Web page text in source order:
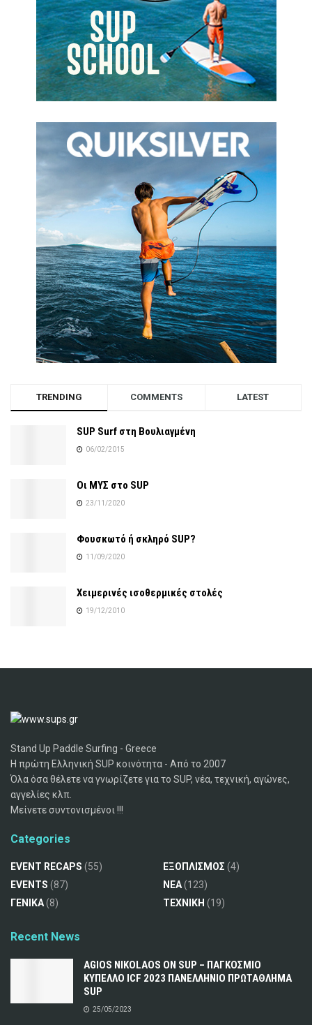
TRENDING COMMENTS LATEST
SUP Surf στη Βουλιαγμένη
06/02/2015
Οι ΜΥΣ στο SUP
23/11/2020
Φουσκωτό ή σκληρό SUP?
11/09/2020
Χειμερινές ισοθερμικές στολές
19/12/2010
Stand Up Paddle Surfing - Greece
Η πρώτη Ελληνική SUP κοινότητα - Από το 2007
Όλα όσα θέλετε να γνωρίζετε για το SUP, νέα, τεχνική, αγώνες,
αγγελίες κλπ.
Μείνετε συντονισμένοι !!!
Categories
EVENT RECAPS (55)
EVENTS (87)
ΓΕΝΙΚΑ(8)
ΕΞΟΠΛΙΣΜΟΣ (4)
ΝΕΑ(123)
ΤΕΧΝΙΚΗ (19)
Recent News
AGIOS NIKOLAOS ON SUP – ΠΑΓΚΟΣΜΙΟ
ΚΥΠΕΛΛΟ ICF 2023 ΠΑΝΕΛΛΗΝΙΟ ΠΡΩΤΑΘΛΗΜΑ
SUP
25/05/2023